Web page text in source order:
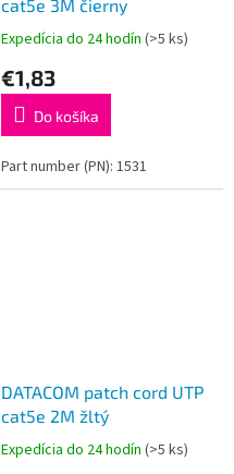
cat5e 3M čierny
Expedícia do 24 hodín (>5 ks)
€1,83
Do košíka
Part number (PN): 1531
DATACOM patch cord UTP
cat5e 2M žltý
Expedícia do 24 hodín (>5 ks)